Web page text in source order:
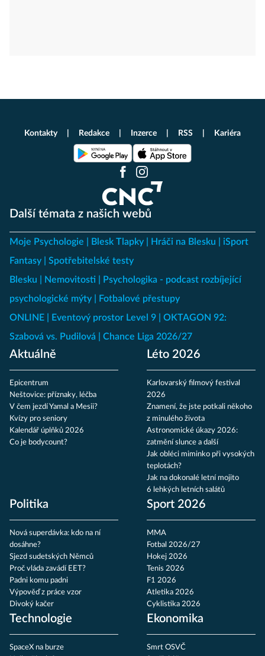
Další témata z našich webů
Moje Psychologie Blesk Tlapky Hráči na Blesku
iSport
Fantasy
Spotřebitelské testy
Blesku
Nemovitosti
Psychologika - podcast rozbíjející
psychologické mýty
Fotbalové přestupy
ONLINE
Eventový prostor Level 9
OKTAGON 92:
Szabová vs. Pudilová
Chance Liga 2026/27
Aktuálně
Epicentrum
Neštovice: příznaky, léčba
V čem jezdí Yamal a Mesii?
Kvízy pro seniory
Kalendář úplňků 2026
Co je bodycount?
Léto 2026
Karlovarský filmový festival
2026
Znamení, že jste potkali někoho
z minulého života
Astronomické úkazy 2026:
zatmění slunce a další
Jak obléci miminko při vysokých
teplotách?
Jak na dokonalé letní mojito
6 lehkých letních salátů
Politika
Nová superdávka: kdo na ní
dosáhne?
Sjezd sudetských Němců
Proč vláda zavádí EET?
Padni komu padni
Výpověď z práce vzor
Divoký kačer
Sport 2026
MMA
Fotbal 2026/27
Hokej 2026
Tenis 2026
F1 2026
Atletika 2026
Cyklistika 2026
Technologie
SpaceX na burze
Ekonomika
Smrt OSVČ
Kontakty Redakce Inzerce RSS Kariéra